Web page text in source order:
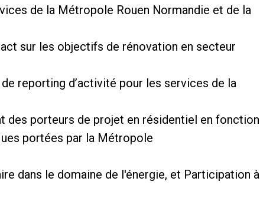
de la Métropole Rouen Normandie et de la
sur les objectifs de rénovation en secteur
reporting d’activité pour les services de la
des porteurs de projet en résidentiel en fonction
portées par la Métropole
dans le domaine de l'énergie, et Participation à